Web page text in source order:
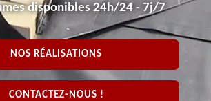
disponibles 24h/24 - 7j/7
NOS RÉALISATIONS
CONTACTEZ-NOUS !